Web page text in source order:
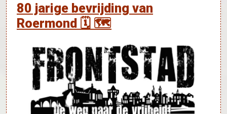
80 jarige bevrijding van
Roermond 🗓 🗺